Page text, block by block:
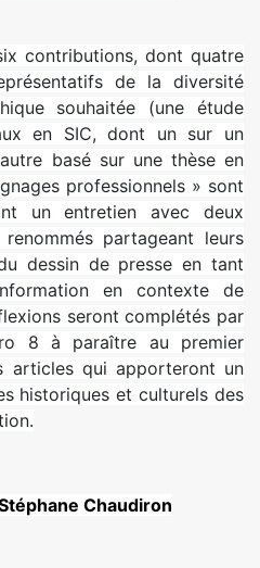
contributions, dont quatre
de la diversité
souhaitée (une étude
en SIC, dont un sur un
basé sur une thèse en
professionnels » sont
un entretien avec deux
partageant leurs
dessin de presse en tant
en contexte de
seront complétés par
8 à paraître au premier
articles qui apporteront un
historiques et culturels des
Chaudiron